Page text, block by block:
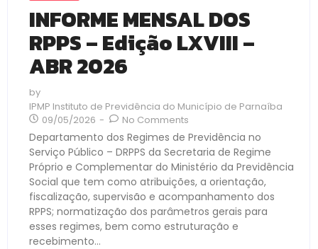
INFORME MENSAL DOS
RPPS – Edição LXVIII –
ABR 2026
by
IPMP Instituto de Previdência do Município de Parnaíba
09/05/2026 - No Comments
Departamento dos Regimes de Previdência no
Serviço Público – DRPPS da Secretaria de Regime
Próprio e Complementar do Ministério da Previdência
Social que tem como atribuições, a orientação,
fiscalização, supervisão e acompanhamento dos
RPPS; normatização dos parâmetros gerais para
esses regimes, bem como estruturação e
recebimento...